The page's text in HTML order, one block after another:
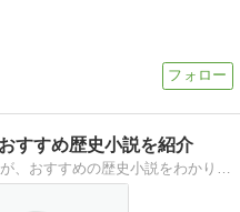
すすめ歴史小説を紹介